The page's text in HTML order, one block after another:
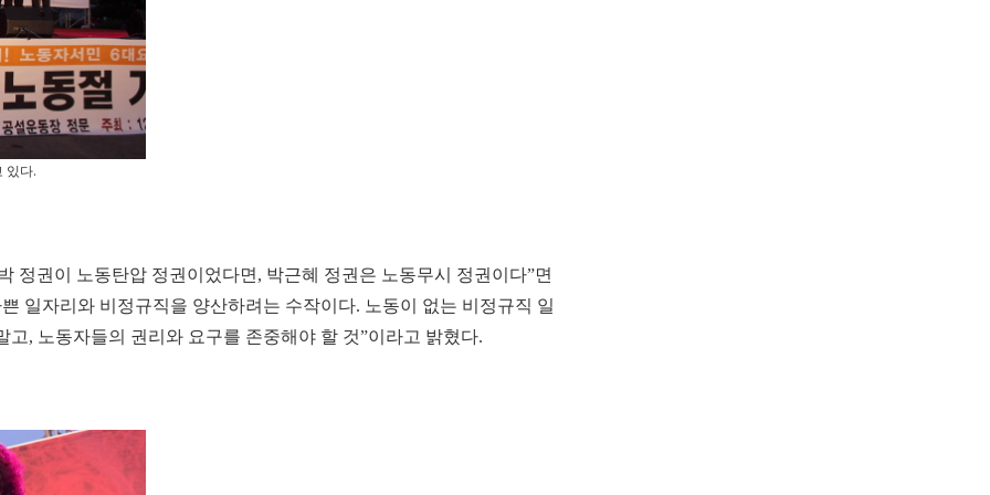
있다.
정권이 노동탄압 정권이었다면, 박근혜 정권은 노동무시 정권이다”면
일자리와 비정규직을 양산하려는 수작이다. 노동이 없는 비정규직 일
, 노동자들의 권리와 요구를 존중해야 할 것”이라고 밝혔다.